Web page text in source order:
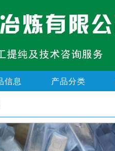
信息 产品分类